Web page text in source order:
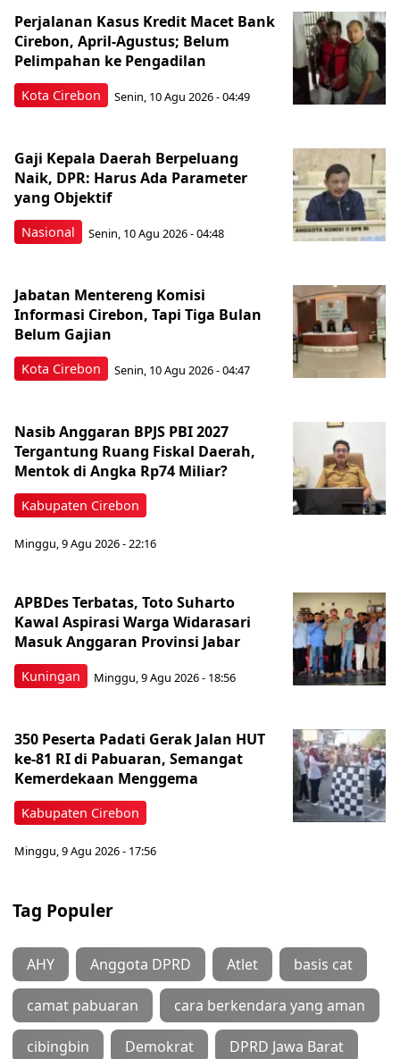
Kota Cirebon
Perjalanan Kasus Kredit Macet Bank
Cirebon, April-Agustus; Belum
Pelimpahan ke Pengadilan
Senin, 10 Agu 2026 - 04:49
Nasional
Gaji Kepala Daerah Berpeluang
Naik, DPR: Harus Ada Parameter
yang Objektif
Senin, 10 Agu 2026 - 04:48
Kota Cirebon
Jabatan Mentereng Komisi
Informasi Cirebon, Tapi Tiga Bulan
Belum Gajian
Senin, 10 Agu 2026 - 04:47
Kabupaten Cirebon
Nasib Anggaran BPJS PBI 2027
Tergantung Ruang Fiskal Daerah,
Mentok di Angka Rp74 Miliar?
Minggu, 9 Agu 2026 - 22:16
Kuningan
APBDes Terbatas, Toto Suharto
Kawal Aspirasi Warga Widarasari
Masuk Anggaran Provinsi Jabar
Minggu, 9 Agu 2026 - 18:56
Kabupaten Cirebon
350 Peserta Padati Gerak Jalan HUT
ke-81 RI di Pabuaran, Semangat
Kemerdekaan Menggema
Minggu, 9 Agu 2026 - 17:56
Tag Populer
AHY Anggota DPRD Atlet basis cat
camat pabuaran cara berkendara yang aman
cibingbin Demokrat DPRD Jawa Barat